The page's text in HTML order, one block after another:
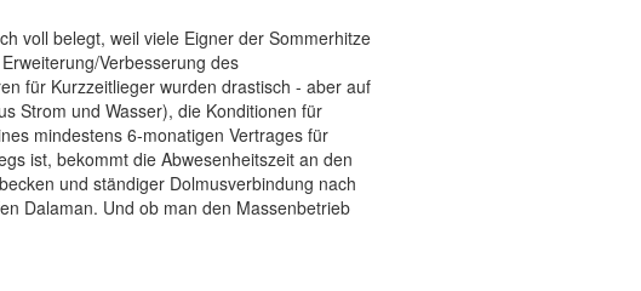
voll belegt, weil viele Eigner der Sommerhitze
Verbesserung des
für Kurzzeitlieger wurden drastisch - aber auf
Strom und Wasser), die Konditionen für
mindestens 6-monatigen Vertrages für
ist, bekommt die Abwesenheitszeit an den
und ständiger Dolmusverbindung nach
Dalaman. Und ob man den Massenbetrieb